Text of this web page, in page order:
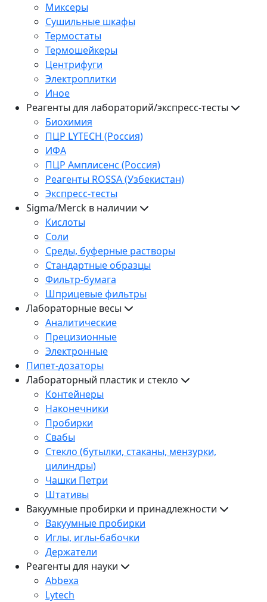
Миксеры
Сушильные шкафы
Термостаты
Термошейкеры
Центрифуги
Электроплитки
Иное
Реагенты для лабораторий/экспресс-тесты
Биохимия
ПЦР LYTECH (Россия)
ИФА
ПЦР Амплисенс (Россия)
Реагенты ROSSA (Узбекистан)
Экспресс-тесты
Sigma/Merck в наличии
Кислоты
Соли
Среды, буферные растворы
Стандартные образцы
Фильтр-бумага
Шприцевые фильтры
Лабораторные весы
Аналитические
Прецизионные
Электронные
Пипет-дозаторы
Лабораторный пластик и стекло
Контейнеры
Наконечники
Пробирки
Свабы
Стекло (бутылки, стаканы, мензурки,
цилиндры)
Чашки Петри
Штативы
Вакуумные пробирки и принадлежности
Вакуумные пробирки
Иглы, иглы-бабочки
Держатели
Реагенты для науки
Abbexa
Lytech